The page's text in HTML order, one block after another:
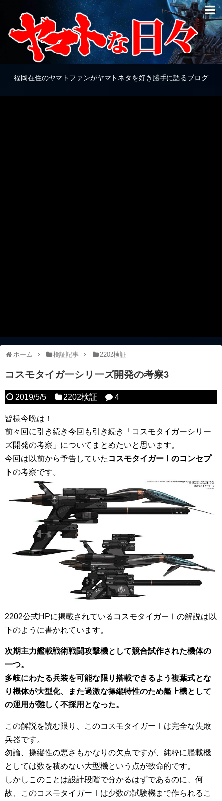
福岡在住のヤマトファンがヤマトネタを好き勝手に語るブログ
ホーム 検証記事 2202検証
コスモタイガーシリーズ開発の考察3
2019/5/5 2202検証 4
皆様今晩は！
前々回に引き続き今回も引き続き「コスモタイガーシリー
ズ開発の考察」についてまとめたいと思います。
今回は以前から予告していた コスモタイガーⅠのコンセプ
トの考察です。
2202公式HPに掲載されているコスモタイガーⅠの解説は以
下のように書かれています。
次期主力艦載戦術戦闘攻撃機として競合試作された機体の
一つ。
多岐にわたる兵装を可能な限り搭載できるよう複葉式とな
り機体が大型化、また過激な操縦特性のため艦上機として
の運用が難しく不採用となった。
この解説を読む限り、このコスモタイガーⅠは完全な失敗
兵器です。
勿論、操縦性の悪さもかなりの欠点ですが、純粋に艦載機
としては数を積めない大型機という点が致命的です。
しかしこのことは設計段階で分かるはずであるのに、何
故、このコスモタイガーⅠは少数の試験機まで作られるこ